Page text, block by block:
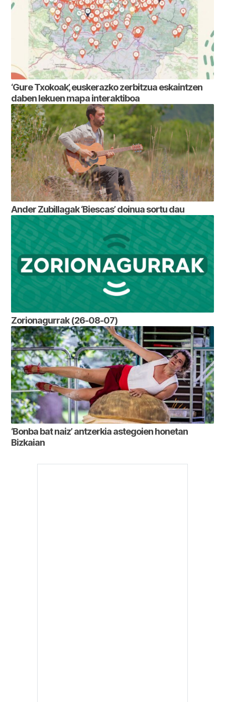
‘Gure Txokoak’, euskerazko zerbitzua eskaintzen
daben lekuen mapa interaktiboa
Ander Zubillagak ‘Biescas’ doinua sortu dau
Zorionagurrak (26-08-07)
‘Bonba bat naiz’ antzerkia astegoien honetan
Bizkaian